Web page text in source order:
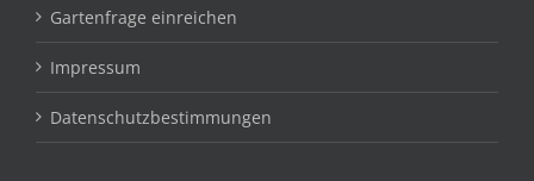
Gartenfrage einreichen
Impressum
Datenschutzbestimmungen